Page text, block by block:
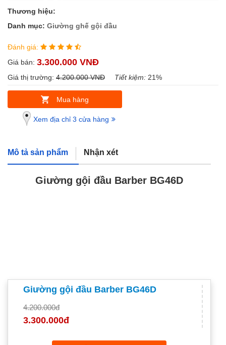
Thương hiệu:
Danh mục: Giường ghế gội đầu
Đánh giá:
Giá bán: 3.300.000 VNĐ
Giá thị trường: 4.200.000 VNĐ Tiết kiệm: 21%
Mua hàng
Xem địa chỉ 3 cửa hàng
Mô tả sản phẩm Nhận xét
Giường gội đầu Barber BG46D
Giường gội đầu Barber BG46D
4.200.000đ
3.300.000đ